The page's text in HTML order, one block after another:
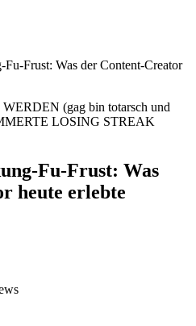
Frust: Was der Content-Creator
(gag bin totarsch und
LOSING STREAK
Fu-Frust: Was
heute erlebte